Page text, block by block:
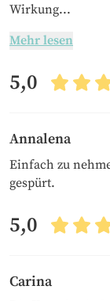
Wirkung...
Mehr lesen
5,0
Annalena
Einfach zu
gespürt.
5,0
Carina